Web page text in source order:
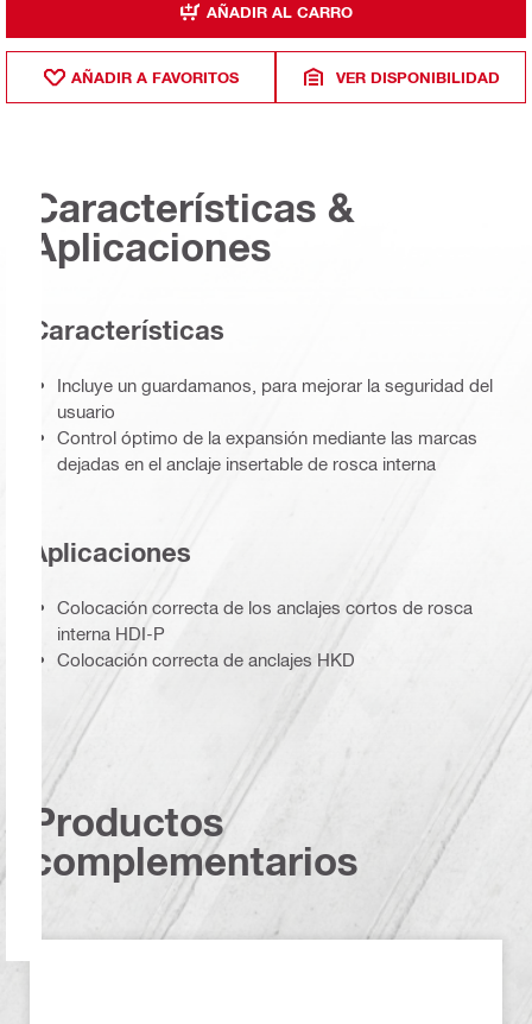
AÑADIR AL CARRO
AÑADIR A FAVORITOS VER DISPONIBILIDAD
Características &
Aplicaciones
Características
Incluye un guardamanos, para mejorar la seguridad del
usuario
Control óptimo de la expansión mediante las marcas
dejadas en el anclaje insertable de rosca interna
Aplicaciones
Colocación correcta de los anclajes cortos de rosca
interna HDI-P
Colocación correcta de anclajes HKD
Productos
complementarios